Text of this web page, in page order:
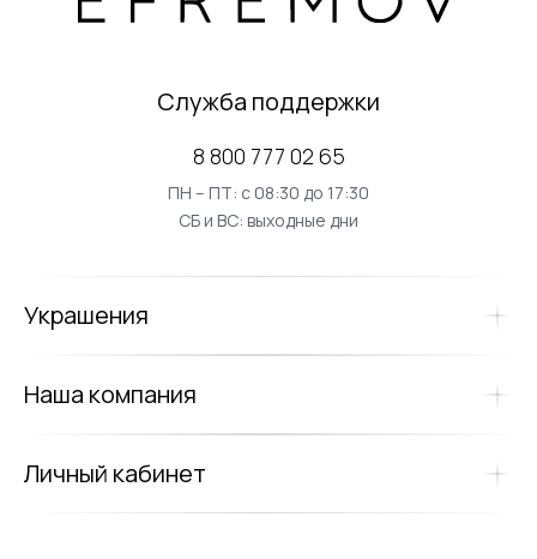
Служба поддержки
8 800 777 02 65
ПН – ПТ: с 08:30 до 17:30
СБ и ВС: выходные дни
Украшения
Наша компания
Личный кабинет